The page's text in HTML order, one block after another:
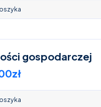
gospodarczej
zł